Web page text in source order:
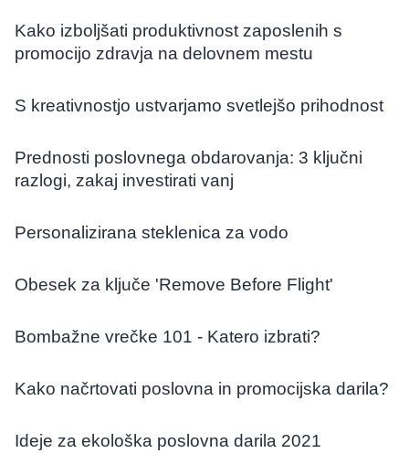
Kako izboljšati produktivnost zaposlenih s
promocijo zdravja na delovnem mestu
S kreativnostjo ustvarjamo svetlejšo prihodnost
Prednosti poslovnega obdarovanja: 3 ključni
razlogi, zakaj investirati vanj
Personalizirana steklenica za vodo
Obesek za ključe 'Remove Before Flight'
Bombažne vrečke 101 - Katero izbrati?
Kako načrtovati poslovna in promocijska darila?
Ideje za ekološka poslovna darila 2021